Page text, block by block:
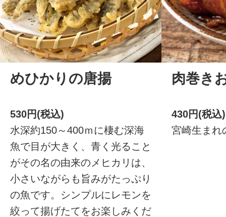
めひかりの唐揚
530円(税込)
水深約150～400ｍに棲む深海
魚で目が大きく、青く光ること
がその名の由来のメヒカリは、
小さいながらも旨みがたっぷり
の魚です。シンプルにレモンを
絞って揚げたてをお楽しみくだ
肉巻き
430円(税込)
宮崎生まれ